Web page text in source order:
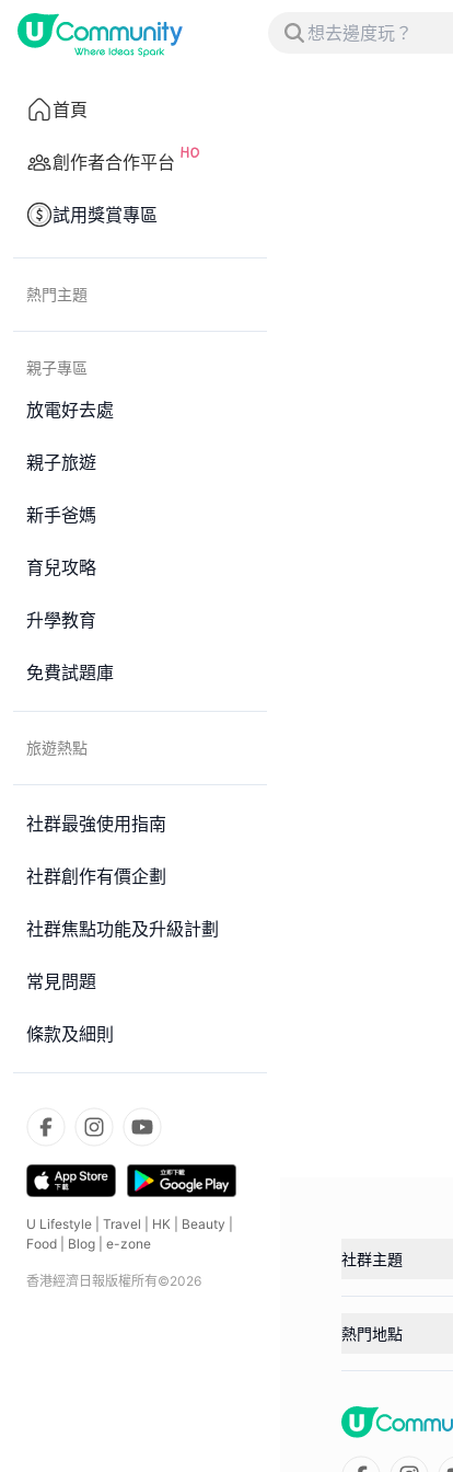
首頁
創作者合作平台
試用獎賞專區
熱門主題
親子專區
放電好去處
親子旅遊
新手爸媽
育兒攻略
升學教育
免費試題庫
旅遊熱點
社群最強使用指南
社群創作有價企劃
社群焦點功能及升級計劃
常見問題
條款及細則
U Lifestyle Travel HK Beauty
Food
Blog e-zone
香港經濟日報版權所有©2026
社群主題
熱門地點